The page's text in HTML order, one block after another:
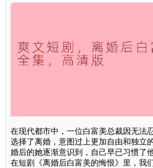
在现代都市中，一位白富美总裁因无法
选择了离婚，意图过上更加自由和独立
婚后的她逐渐意识到，自己早已习惯了
在短剧《离婚后白富美的悔恨》里，我